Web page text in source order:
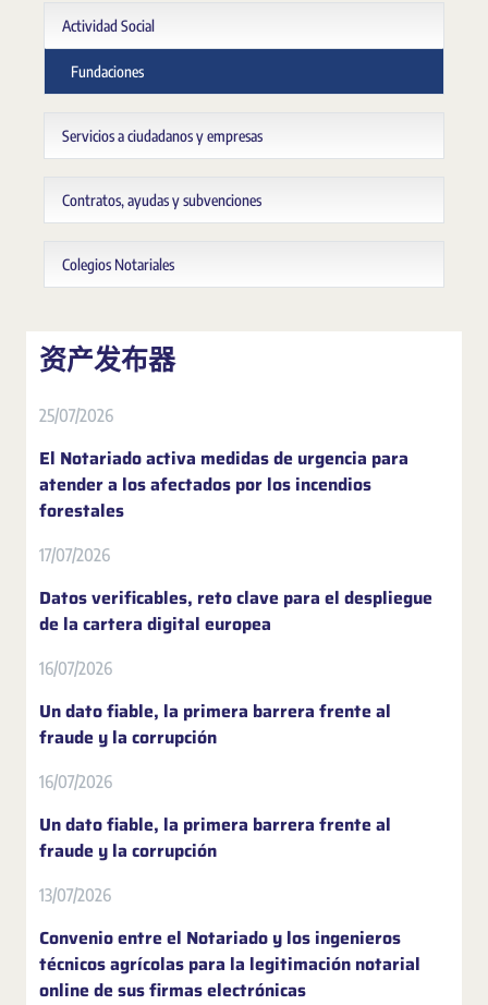
Actividad Social
Fundaciones
Servicios a ciudadanos y empresas
Contratos, ayudas y subvenciones
Colegios Notariales
资产发布器
25/07/2026
El Notariado activa medidas de urgencia para
atender a los afectados por los incendios
forestales
17/07/2026
Datos verificables, reto clave para el despliegue
de la cartera digital europea
16/07/2026
Un dato fiable, la primera barrera frente al
fraude y la corrupción
16/07/2026
Un dato fiable, la primera barrera frente al
fraude y la corrupción
13/07/2026
Convenio entre el Notariado y los ingenieros
técnicos agrícolas para la legitimación notarial
online de sus firmas electrónicas